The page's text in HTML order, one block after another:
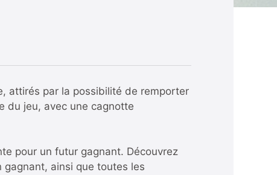
attirés par la possibilité de remporter
du jeu, avec une cagnotte
pour un futur gagnant. Découvrez
ainsi que toutes les